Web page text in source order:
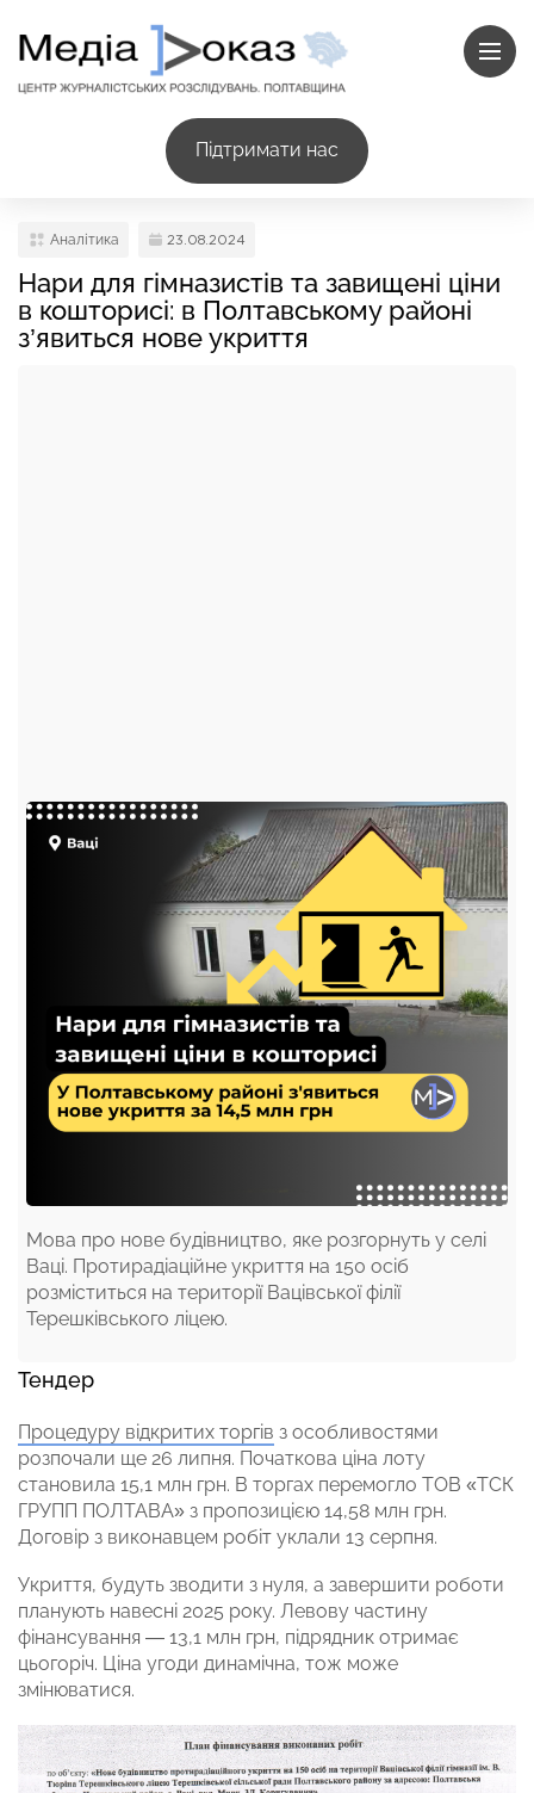
Підтримати нас
Аналітика 23.08.2024
Нари для гімназистів та завищені ціни
в кошторисі: в Полтавському районі
з’явиться нове укриття
Мова про нове будівництво, яке розгорнуть у селі
Ваці. Протирадіаційне укриття на 150 осіб
розміститься на території Вацівської філії
Терешківського ліцею.
Тендер
Процедуру відкритих торгів з особливостями
розпочали ще 26 липня. Початкова ціна лоту
становила 15,1 млн грн. В торгах перемогло ТОВ «ТСК
ГРУПП ПОЛТАВА» з пропозицією 14,58 млн грн.
Договір з виконавцем робіт уклали 13 серпня.
Укриття, будуть зводити з нуля, а завершити роботи
планують навесні 2025 року. Левову частину
фінансування — 13,1 млн грн, підрядник отримає
цьогоріч. Ціна угоди динамічна, тож може
змінюватися.